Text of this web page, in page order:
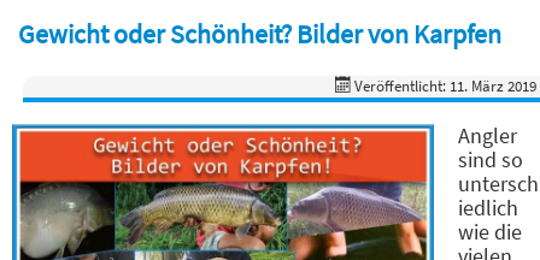
Gewicht oder Schönheit? Bilder von Karpfen
Veröffentlicht: 11. März 2019
Angler
sind so
untersch
iedlich
wie die